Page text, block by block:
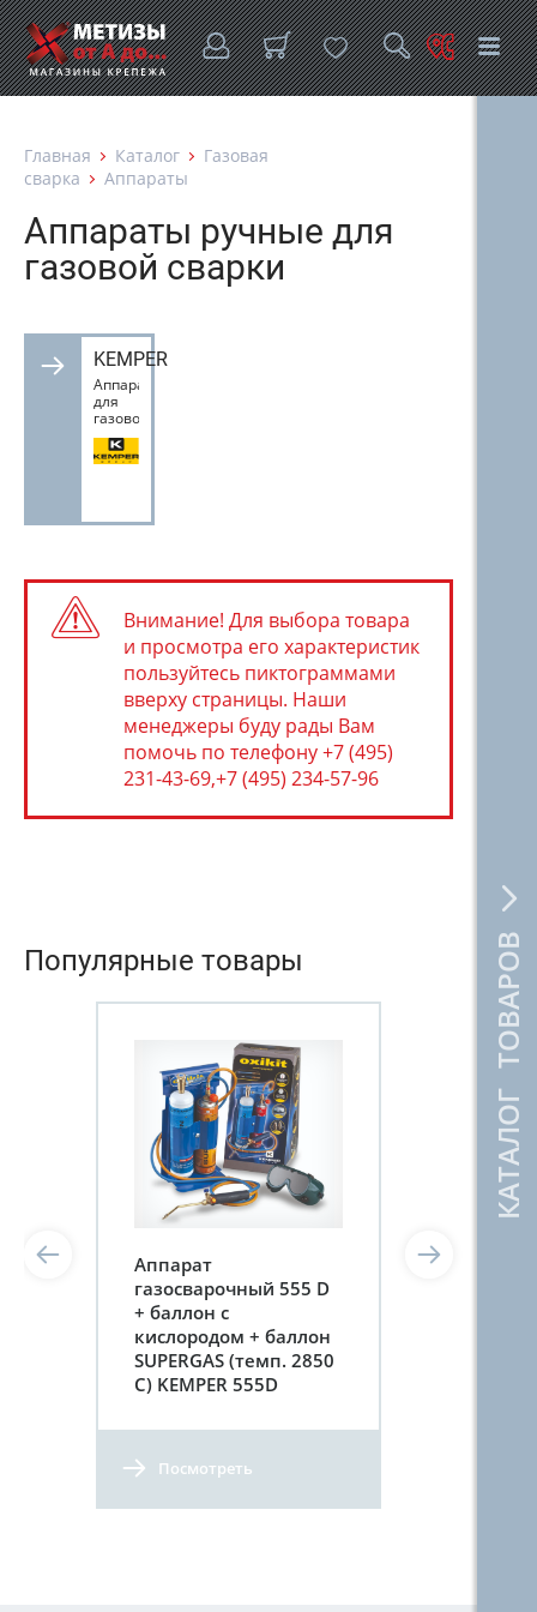
КАТАЛОГ ТОВАРОВ
Главная Каталог
Газовая
сварка
Аппараты
Аппараты ручные для
газовой сварки
KEMPER
Аппараты
для
газовой
сварки
kEMPER
/
Внимание! Для выбора товара
и просмотра его характеристик
пользуйтесь пиктограммами
вверху страницы. Наши
менеджеры буду рады Вам
помочь по телефону +7 (495)
231-43-69,+7 (495) 234-57-96
Популярные товары
Aппарат
газосварочный 555 D
+ баллон с
кислородом + баллон
SUPERGAS (темп. 2850
С) KEMPER 555D
Посмотреть